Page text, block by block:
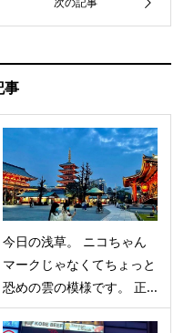
事
今日の浅草。 ニコちゃん
マークじゃなくてちょっと
恐めの雲の模様です。 正...